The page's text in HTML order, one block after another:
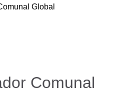
Global
Comunal